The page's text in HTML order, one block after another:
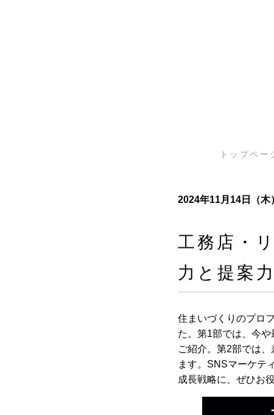
トップペー
2024年11月14日（木
工務店・
力と提案
住まいづくりのプロ
た。第1部では、今
ご紹介。第2部では
ます。SNSマーケテ
成長戦略に、ぜひお